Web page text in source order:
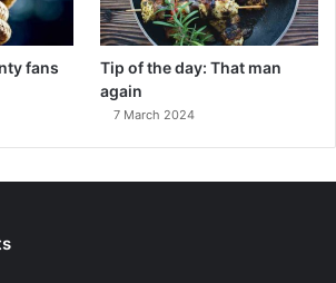
fans
Tip of the day: That man
again
7 March 2024